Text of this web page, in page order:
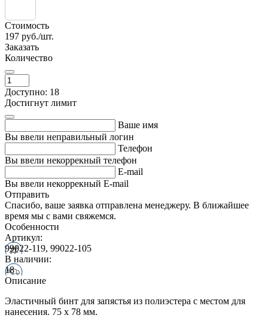
Стоимость
197 руб./шт.
Заказать
Количество
Доступно: 18
Достигнут лимит
Ваше имя
Вы ввели неправильный логин
Телефон
Вы ввели некоррекный телефон
E-mail
Вы ввели некоррекный E-mail
Отправить
Спасибо, ваше заявка отправлена менеджеру. В ближайшее
время мы с вами свяжемся.
Особенности
Артикул:
99022-119, 99022-105
В наличии:
18
Описание
Эластичный бинт для запястья из полиэстера с местом для
нанесения. 75 x 78 мм.